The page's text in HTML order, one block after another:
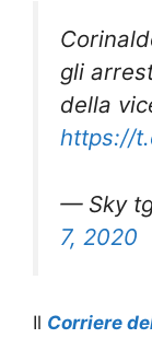
gli
della
https://
— Sky
7, 2020
Il Corriere